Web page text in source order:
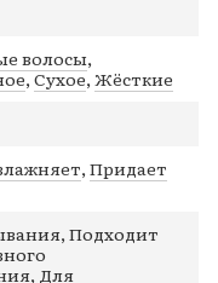
волосы,
,Сухое, Жёсткие
, Придает
Подходит
Для